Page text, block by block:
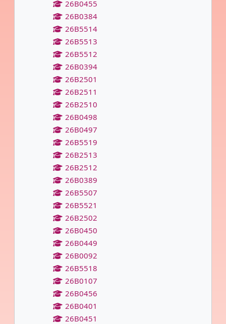
26B0455
26B0384
26B5514
26B5513
26B5512
26B0394
26B2501
26B2511
26B2510
26B0498
26B0497
26B5519
26B2513
26B2512
26B0389
26B5507
26B5521
26B2502
26B0450
26B0449
26B0092
26B5518
26B0107
26B0456
26B0401
26B0451